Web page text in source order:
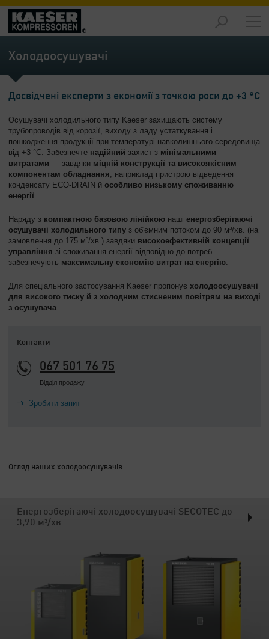
Продукція
-
Огляд
-
Обслуговування
-
Огляд
Підприємство
-
Огляд
Холодоосушувачі
Досвідчені експерти з економії з точкою роси до +3 °C
Осушувачі холодильного типу Kaeser захищають систему
трубопроводів від корозії, виходу з ладу устаткування і
пошкодження продукції при температурі навколишнього середовища
від +3 °C. Забезпечте надійний захист з мінімальними
витратами — завдяки міцній конструкції та високоякісним
компонентам обладнання, наприклад пристрою відведення
конденсату ECO-DRAIN й особливо низькому споживанню
енергії.
Наряду з компактною базовою лінійкою наші енергозберігаючі
осушувачі холодильного типу з об'ємним потоком до 90 м³/хв. (на
замовлення до 175 м³/хв.) завдяки високоефективній концепції
управління зі споживання енергії відповідно до потреб
забезпечують максимальну економію витрат на енергію.
Для спеціального застосування Kaeser пропонує холодоосушувачі
для високого тиску й з холодним стисненим повітрям на виході
з осушувача.
Контакти
067 501 76 75
Відділ продажу
Зробити запит
Огляд наших холодоосушувачів
Енергозберігаючі холодоосушувачі SECOTEC до
3,90 м³/хв